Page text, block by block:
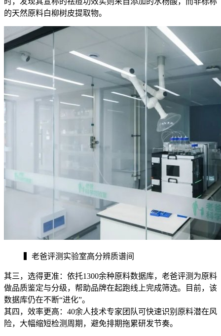
的天然原料白柳树皮提取物。
▍老爸评测实验室高分辨质谱间
其三，选得更准：依托1300余种原料数据库，老爸评测为原料
做品质鉴定与分级，帮助品牌在起跑线上完成筛选。目前，该
数据库仍在不断“进化”。
其四，效率更高：40余人技术专家团队可快速识别原料潜在风
险，大幅缩短检测周期，避免排期拖累研发节奏。